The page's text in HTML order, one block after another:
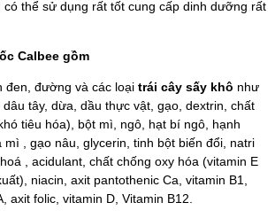
thể sử dụng rất tốt cung cấp dinh dưỡng rất
Calbee gồm
đen, đường và các loại trái cây sấy khô như
tây, dừa, dầu thực vật, gạo, dextrin, chất
tiêu hóa), bột mì, ngô, hạt bí ngô, hạnh
mì , gạo nâu, glycerin, tinh bột biến đổi, natri
, acidulant, chất chống oxy hóa (vitamin E
niacin, axit pantothenic Ca, vitamin B1,
axit folic, vitamin D, Vitamin B12.